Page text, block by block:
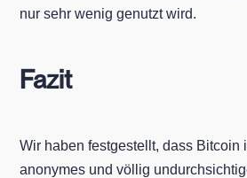
nur sehr wenig genutzt wird.
Fazit
Wir haben festgestellt, dass Bitcoin
anonymes und völlig